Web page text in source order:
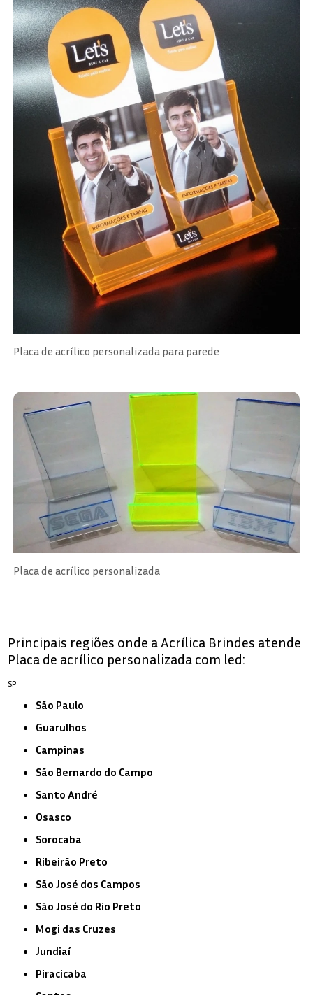
Placa de acrílico personalizada para parede
Placa de acrílico personalizada
Principais regiões onde a Acrílica Brindes atende
Placa de acrílico personalizada com led:
SP
São Paulo
Guarulhos
Campinas
São Bernardo do Campo
Santo André
Osasco
Sorocaba
Ribeirão Preto
São José dos Campos
São José do Rio Preto
Mogi das Cruzes
Jundiaí
Piracicaba